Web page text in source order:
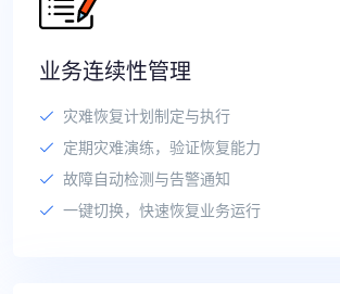
业务连续性管理
灾难恢复计划制定与执行
定期灾难演练，验证恢复能力
故障自动检测与告警通知
一键切换，快速恢复业务运行